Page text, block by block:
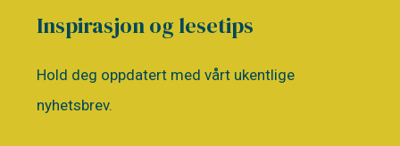
Inspirasjon og lesetips
Hold deg oppdatert med vårt ukentlige
nyhetsbrev.